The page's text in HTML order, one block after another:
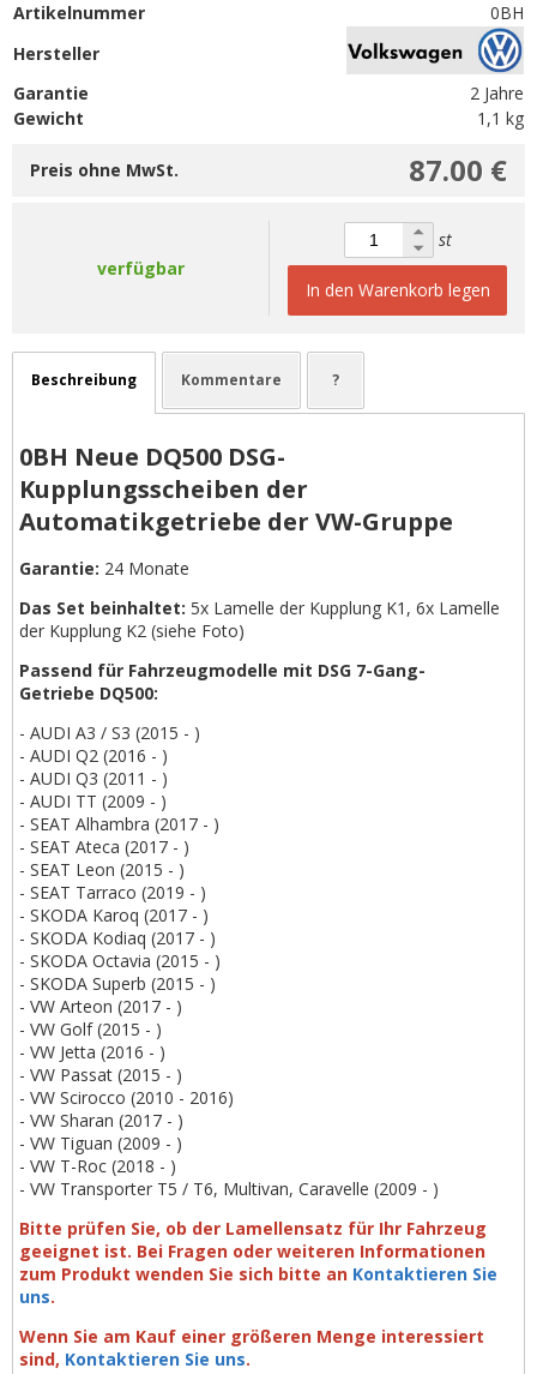
Artikelnummer
0BH
Hersteller
Garantie
2 Jahre
Gewicht
1,1 kg
87.00 €
Preis ohne MwSt.
verfügbar
st
In den Warenkorb legen
Beschreibung Kommentare ?
0BH Neue DQ500 DSG-
Kupplungsscheiben der
Automatikgetriebe der VW-Gruppe
Garantie: 24 Monate
Das Set beinhaltet: 5x Lamelle der Kupplung K1, 6x Lamelle
der Kupplung K2 (siehe Foto)
Passend für Fahrzeugmodelle mit DSG 7-Gang-
Getriebe DQ500:
- AUDI A3 / S3 (2015 - )
- AUDI Q2 (2016 - )
- AUDI Q3 (2011 - )
- AUDI TT (2009 - )
- SEAT Alhambra (2017 - )
- SEAT Ateca (2017 - )
- SEAT Leon (2015 - )
- SEAT Tarraco (2019 - )
- SKODA Karoq (2017 - )
- SKODA Kodiaq (2017 - )
- SKODA Octavia (2015 - )
- SKODA Superb (2015 - )
- VW Arteon (2017 - )
- VW Golf (2015 - )
- VW Jetta (2016 - )
- VW Passat (2015 - )
- VW Scirocco (2010 - 2016)
- VW Sharan (2017 - )
- VW Tiguan (2009 - )
- VW T-Roc (2018 - )
- VW Transporter T5 / T6, Multivan, Caravelle (2009 - )
Bitte prüfen Sie, ob der Lamellensatz für Ihr Fahrzeug
geeignet ist. Bei Fragen oder weiteren Informationen
zum Produkt wenden Sie sich bitte an Kontaktieren Sie
uns.
Wenn Sie am Kauf einer größeren Menge interessiert
sind, Kontaktieren Sie uns.